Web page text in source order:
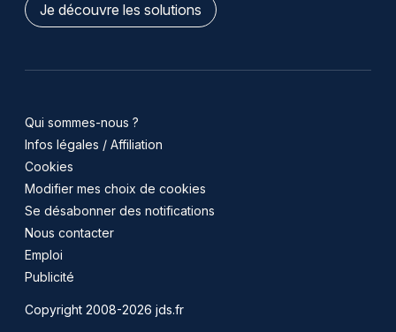
Je découvre les solutions
Qui sommes-nous ?
Infos légales / Affiliation
Cookies
Modifier mes choix de cookies
Se désabonner des notifications
Nous contacter
Emploi
Publicité
Copyright 2008-2026 jds.fr